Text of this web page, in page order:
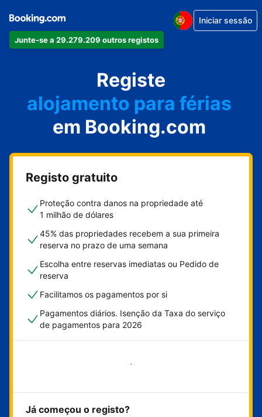
Junte-se a 29.279.209 outros registos
Iniciar sessão
Registe
o seu apartamento
o seu hotel
alojamento para férias
a sua villa
o seu hostel
em Booking.com
Registo gratuito
Proteção contra danos na propriedade até
1 milhão de dólares
45% das propriedades recebem a sua primeira
reserva no prazo de uma semana
Escolha entre reservas imediatas ou Pedido de
reserva
Facilitamos os pagamentos por si
Pagamentos diários. Isenção da Taxa do serviço
de pagamentos para 2026
Comece já
Já começou o registo?